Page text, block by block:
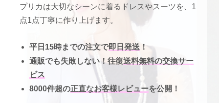
プリカは大切なシーンに着るドレスやスーツを、1
点1点丁寧に作り上げます。
平日15時までの注文で即日発送 ！
通販でも失敗しない！往復送料無料の交換サー
ビス
8000件超の正直なお客様レビューを公開！